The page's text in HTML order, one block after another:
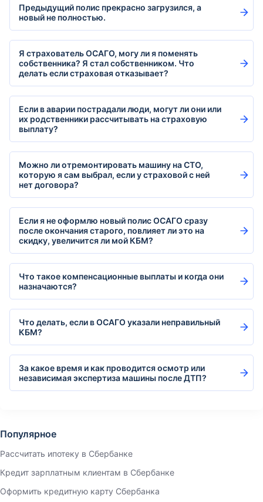
Предыдущий полис прекрасно загрузился, а
новый не полностью.
Я страхователь ОСАГО, могу ли я поменять
собственника? Я стал собственником. Что
делать если страховая отказывает?
Если в аварии пострадали люди, могут ли они или
их родственники рассчитывать на страховую
выплату?
Можно ли отремонтировать машину на СТО,
которую я сам выбрал, если у страховой с ней
нет договора?
Если я не оформлю новый полис ОСАГО сразу
после окончания старого, повлияет ли это на
скидку, увеличится ли мой КБМ?
Что такое компенсационные выплаты и когда они
назначаются?
Что делать, если в ОСАГО указали неправильный
КБМ?
За какое время и как проводится осмотр или
независимая экспертиза машины после ДТП?
Популярное
Рассчитать ипотеку в Сбербанке
Кредит зарплатным клиентам в Сбербанке
Оформить кредитную карту Сбербанка